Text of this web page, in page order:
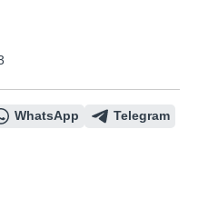
WhatsApp
Telegram